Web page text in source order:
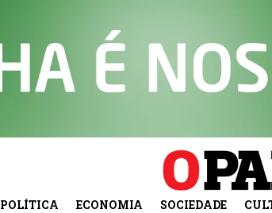
POLÍTICA ECONOMIA SOCIEDADE